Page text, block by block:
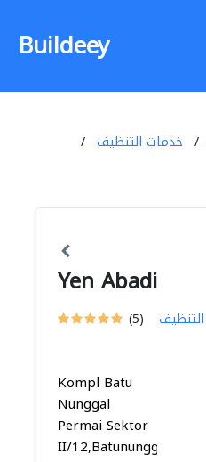
Buildeey
خدمات التنظيف
Yen Abadi
(5)
Kompl Batu
Nunggal
Permai Sektor
II/12,Batununggal...